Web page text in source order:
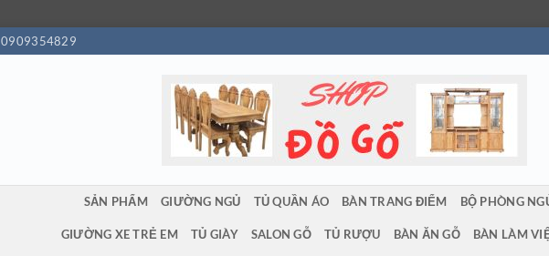
0909354829
SẢN PHẨM GIƯỜNG NGỦ TỦ QUẦN ÁO BÀN TRANG ĐIỂM BỘ PHÒNG
GIƯỜNG XE TRẺ EM TỦ GIÀY SALON GỖ TỦ RƯỢU BÀN ĂN GỖ BÀN LÀM